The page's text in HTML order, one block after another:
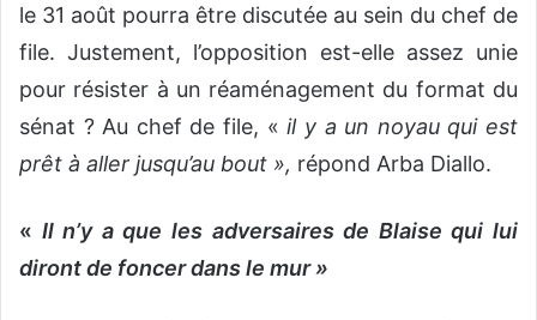
le 31 août pourra être discutée au sein du chef de
file. Justement, l’opposition est-elle assez unie
pour résister à un réaménagement du format du
sénat ? Au chef de file, «il y a un noyau qui est
prêt à aller jusqu’au bout », répond Arba Diallo.
« Il n’y a que les adversaires de Blaise qui lui
diront de foncer dans le mur »